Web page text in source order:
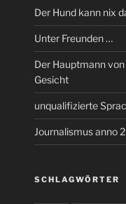
Der Hund kann nix
Unter Freunden …
Der Hauptmann
Gesicht
unqualifizierte
Journalismus anno
SCHLAGWÖRTER